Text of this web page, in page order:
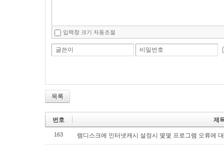
입력창 크기 자동조절
글쓴이 비밀번호
목록
번호 제
163 램디스크에 인터넷캐시 설정시 몇몇 프로그램 오류에